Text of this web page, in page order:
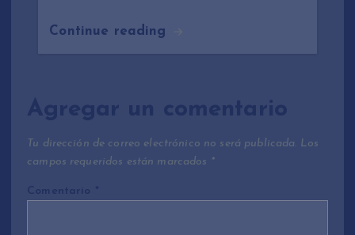
Continue reading
Agregar un comentario
Tu dirección de correo electrónico no será publicada. Los
campos requeridos están marcados *
Comentario *